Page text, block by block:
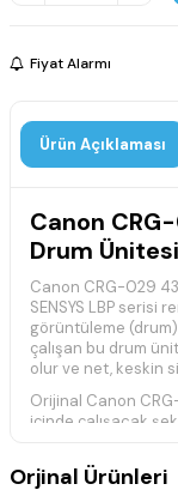
Fiyat Alarmı
Ürün Açıklaması
Canon
Drum Ünitesi
Canon CRG-029
SENSYS LBP serisi
görüntüleme
çalışan bu drum
olur ve net, keskin
Orijinal Canon
içinde çalışacak
ömürlü ve sorunsuz
Orjinal Ürünleri